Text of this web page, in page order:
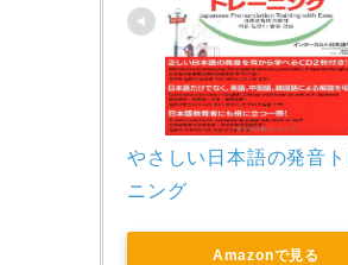
やさしい日本語の発音
ニング
Amazonで見る